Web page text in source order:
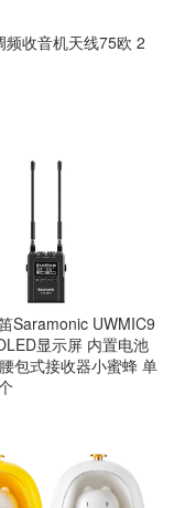
收音机天线75欧 2
Saramonic UWMIC9
显示屏 内置电池
包式接收器小蜜蜂 单